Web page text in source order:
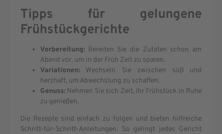
Tipps für gelungene
Frühstückgerichte
Vorbereitung: Bereiten Sie die Zutaten schon am
Abend vor, um in der Früh Zeit zu sparen.
Variationen: Wechseln Sie zwischen süß und
herzhaft, um Abwechslung zu schaffen.
Genuss: Nehmen Sie sich Zeit, Ihr Frühstück in Ruhe
zu genießen.
Die Rezepte sind einfach zu folgen und bieten hilfreiche
Schritt-für-Schritt-Anleitungen. So gelingt jedes Gericht